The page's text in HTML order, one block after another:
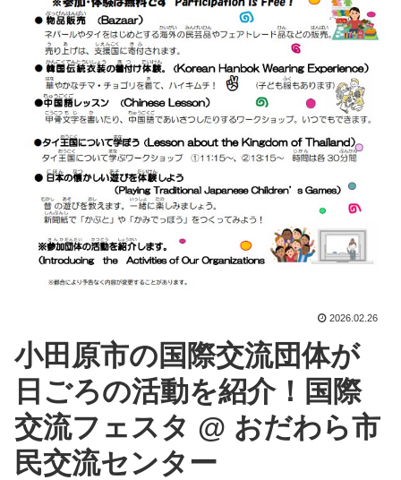
2026.02.26
小田原市の国際交流団体が
日ごろの活動を紹介！国際
交流フェスタ @ おだわら市
民交流センター